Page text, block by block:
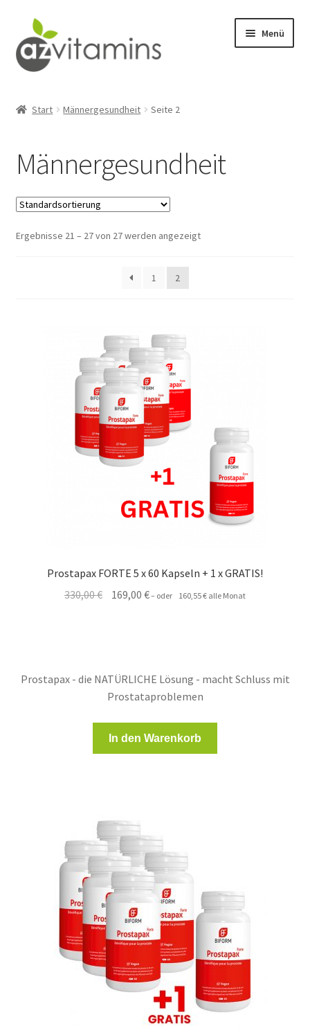
Navigation
springen
Zum
Inhalt
springen
Menü
Wohlbefinden
Stresslinderung
Abnehmen
Start Männergesundheit Seite 2
Männergesundheit
Ergebnisse 21 – 27 von 27 werden angezeigt
1 2
Prostapax FORTE 5 x 60 Kapseln + 1 x GRATIS!
330,00€ Ursprünglicher
169,00 €Aktueller
–oder 160,55€ alle Monat
Prostapax - die NATÜRLICHE Lösung - macht Schluss mit
Prostataproblemen
In den Warenkorb